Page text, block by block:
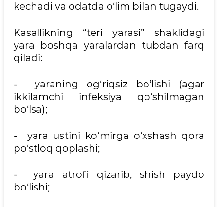
kechadi va odatda o‘lim bilan tugaydi.
Kasallikning “teri yarasi” shaklidagi
yara boshqa yaralardan tubdan farq
qiladi:
- yaraning og‘riqsiz bo‘lishi (agar
ikkilamchi infeksiya qo‘shilmagan
bo‘lsa);
- yara ustini ko‘mirga o‘xshash qora
po‘stloq qoplashi;
- yara atrofi qizarib, shish paydo
bo‘lishi;